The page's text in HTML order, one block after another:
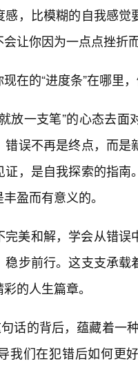
，比模糊的自我感
让你因为一点点挫折
在的“进度条”在哪里，
放一支笔”的心态去
误不再是终点，而是
，是自我探索的指
盈而有意义的。
美和解，学会从错
步前行。这支支承
的人生篇章。
话的背后，蕴藏着一
我们在犯错后如何更